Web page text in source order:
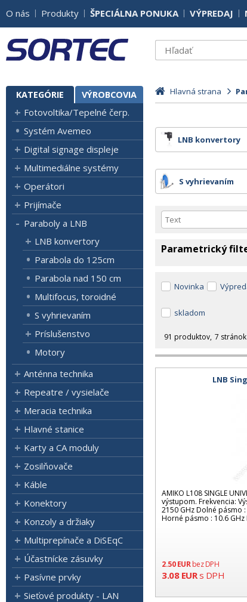
O nás Produkty ŠPECIÁLNA PONUKA VÝPREDAJ
KATEGÓRIE VÝROBCOVIA
Fotovoltika/Tepelné čerp.
Systém Avemeo
Digital signage displeje
Multimediálne systémy
Operátori
Prijímače
Paraboly a LNB
LNB konvertory
Parabola do 125cm
Parabola nad 150 cm
Multifocus, toroidné
S vyhrievaním
Príslušenstvo
Motory
Anténna technika
Repeatre / vysielače
Meracia technika
Hlavné stanice
Karty a CA moduly
Zosilňovače
Káble
Konektory
Konzoly a držiaky
Multiprepínače a DiSEqC
Účastnícke zásuvky
Pasívne prvky
Sieťové produkty - LAN
Hlavná strana
LNB konvertory
S vyhrievaním
Parametrický
Novinka
skladom
91 produktov 7 stránok
LNB
AMIKO L108 SINGLE
výstupom. Frekvencia:
2150 GHz Dolné pásmo
Horné pásmo : 10.6
2.50EUR bez DPH
3.08EURs DPH